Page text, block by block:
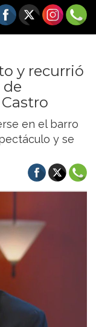
y recurrió
de
en el barro
y se